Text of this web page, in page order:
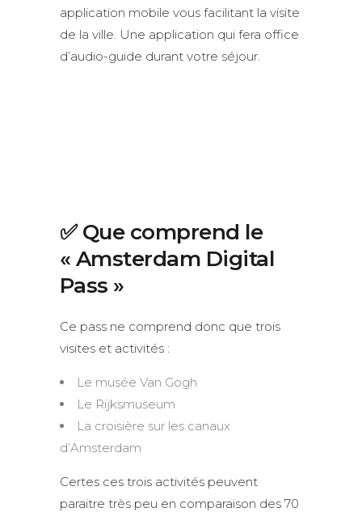
application mobile vous facilitant la visite
de la ville. Une application qui fera office
d’audio-guide durant votre séjour.
✅ Que comprend le
« Amsterdam Digital
Pass »
Ce pass ne comprend donc que trois
visites et activités :
Le musée Van Gogh
Le Rijksmuseum
La croisière sur les canaux
d’Amsterdam
Certes ces trois activités peuvent
paraitre très peu en comparaison des 70